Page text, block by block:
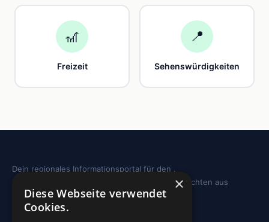
🎢
Freizeit
📍
Sehenswürdigkeiten
Dein regionales Informationsportal für den .
Sehenswürdigkeiten, Ausflugstipps und Geschichten aus
deiner Region.
×
Diese Webseite verwendet
Cookies.